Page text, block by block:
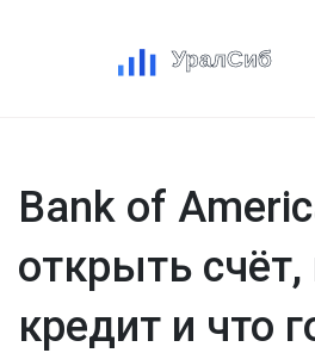
Bank of
открыть счёт,
кредит и что